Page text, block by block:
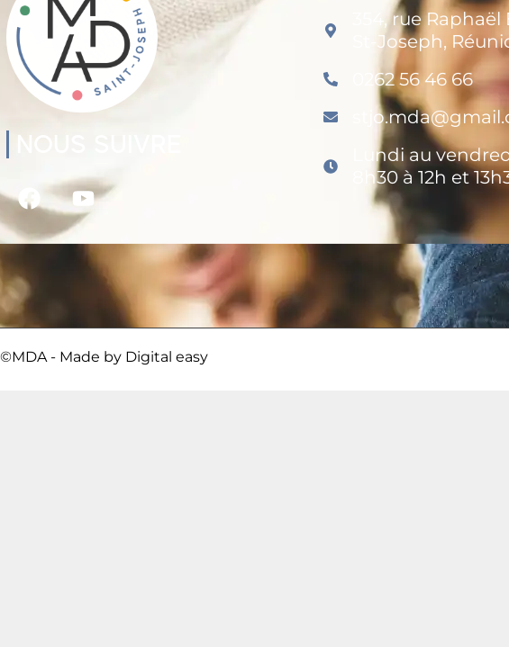
NOUS SUIVRE
354, rue
St-Joseph,
0262 56 46 66
Lundi au
8h30 à 12h et
©MDA - Made by Digital easy